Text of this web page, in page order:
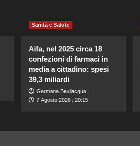
Sanità e Salute
Aifa, nel 2025 circa 18
confezioni di farmaci in
media a cittadino: spesi
39,3 miliardi
Germana Bevilacqua
7 Agosto 2026 : 20:15